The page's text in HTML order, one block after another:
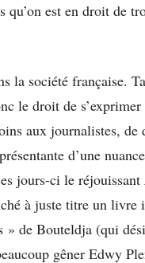
qu’on est en droit de
la société française.
le droit de
aux journalistes,
d’une
jours-ci le réjouissant
à juste titre un livre
» de Bouteldja (qui
gêner Edwy